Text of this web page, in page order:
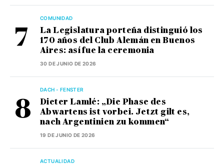
COMUNIDAD
La Legislatura porteña distinguió los
170 años del Club Alemán en Buenos
Aires: así fue la ceremonia
30 DE JUNIO DE 2026
DACH - FENSTER
Dieter Lamlé: „Die Phase des
Abwartens ist vorbei. Jetzt gilt es,
nach Argentinien zu kommen“
19 DE JUNIO DE 2026
ACTUALIDAD